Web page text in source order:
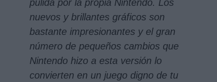
pulida por la propia Nintendo. Los
nuevos y brillantes gráficos son
bastante impresionantes y el gran
número de pequeños cambios que
Nintendo hizo a esta versión lo
convierten en un juego digno de tu